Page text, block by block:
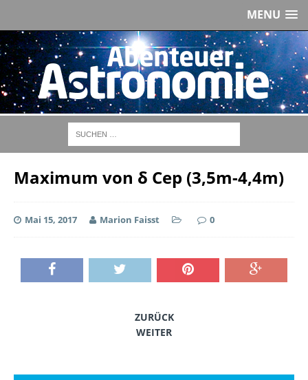
MENU
Maximum von δ Cep (3,5m-4,4m)
Mai 15, 2017 Marion Faisst 0
ZURÜCK
WEITER